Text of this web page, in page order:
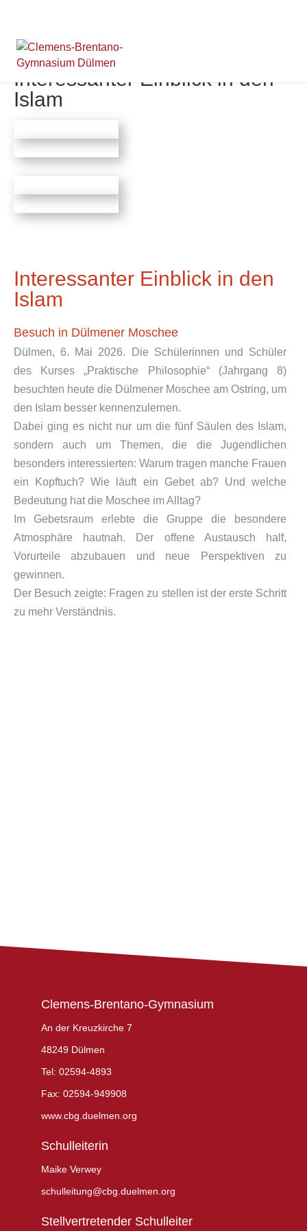
Interessanter Einblick in den
Islam
Interessanter Einblick in den
Islam
Besuch in Dülmener Moschee
Dülmen, 6. Mai 2026. Die Schülerinnen und Schüler
des Kurses „Praktische Philosophie“ (Jahrgang 8)
besuchten heute die Dülmener Moschee am Ostring, um
den Islam besser kennenzulernen.
Dabei ging es nicht nur um die fünf Säulen des Islam,
sondern auch um Themen, die die Jugendlichen
besonders interessierten: Warum tragen manche Frauen
ein Kopftuch? Wie läuft ein Gebet ab? Und welche
Bedeutung hat die Moschee im Alltag?
Im Gebetsraum erlebte die Gruppe die besondere
Atmosphäre hautnah. Der offene Austausch half,
Vorurteile abzubauen und neue Perspektiven zu
gewinnen.
Der Besuch zeigte: Fragen zu stellen ist der erste Schritt
zu mehr Verständnis.
Clemens-Brentano-Gymnasium
An der Kreuzkirche 7
48249 Dülmen
Tel: 02594-4893
Fax: 02594-949908
www.cbg.duelmen.org
Schulleiterin
Maike Verwey
schulleitung@cbg.duelmen.org
Stellvertretender Schulleiter